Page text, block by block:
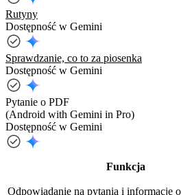
Rutyny
Dostępność w Gemini
Sprawdzanie, co to za piosenka
Dostępność w Gemini
Pytanie o PDF
(Android with Gemini in Pro)
Dostępność w Gemini
Funkcja
Odpowiadanie na pytania i informacje